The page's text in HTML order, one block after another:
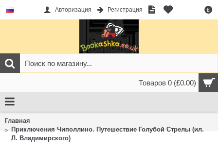
£
Авторизация Регистрация
Товаров 0 (£0.00)
Главная
Приключения Чиполлино. Путешествие Голубой Стрелы (ил.
Л. Владимирского)